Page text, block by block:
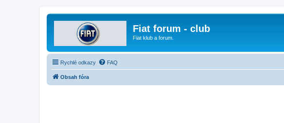
Fiat forum - club
Fiat klub a forum.
Rychlé odkazy FAQ
Obsah fóra